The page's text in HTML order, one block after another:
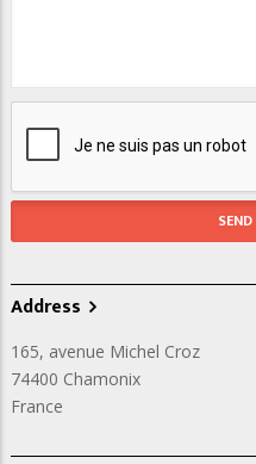
Address
165, avenue Michel Croz
74400 Chamonix
France